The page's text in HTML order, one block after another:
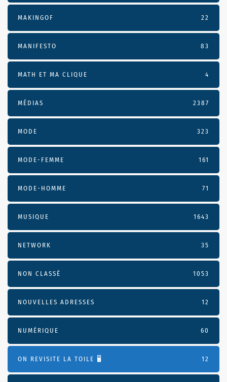
MAKINGOF 22
MANIFESTO 83
MATH ET MA CLIQUE 4
MÉDIAS 2387
MODE 323
MODE-FEMME 161
MODE-HOMME 71
MUSIQUE 1643
NETWORK 35
NON CLASSÉ 1053
NOUVELLES ADRESSES 12
NUMÉRIQUE 60
ON REVISITE LA TOILE 🖥️ 12